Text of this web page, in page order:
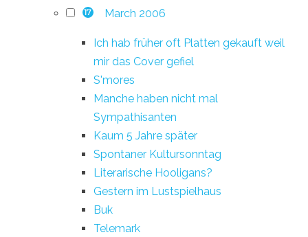
17 March 2006
Ich hab früher oft Platten gekauft weil
mir das Cover gefiel
S'mores
Manche haben nicht mal
Sympathisanten
Kaum 5 Jahre später
Spontaner Kultursonntag
Literarische Hooligans?
Gestern im Lustspielhaus
Buk
Telemark